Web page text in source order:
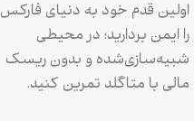
اولین قدم خود به دنیای فارکس
را ایمن بردارید؛ در محیطی
شبیه‌سازی‌شده و بدون ریسک
مالی با متاگلد تمرین کنید.